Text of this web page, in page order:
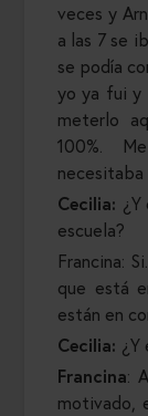
veces y
a las 7 se
se podía
yo ya fui y
meterlo
100%.
necesitaba
Cecilia:
escuela?
Francina:
que está
están en
Cecilia: ¿Y
Francina:
motivado,